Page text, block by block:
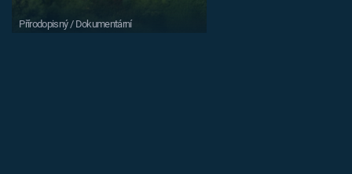
Přírodopisný / Dokumentární